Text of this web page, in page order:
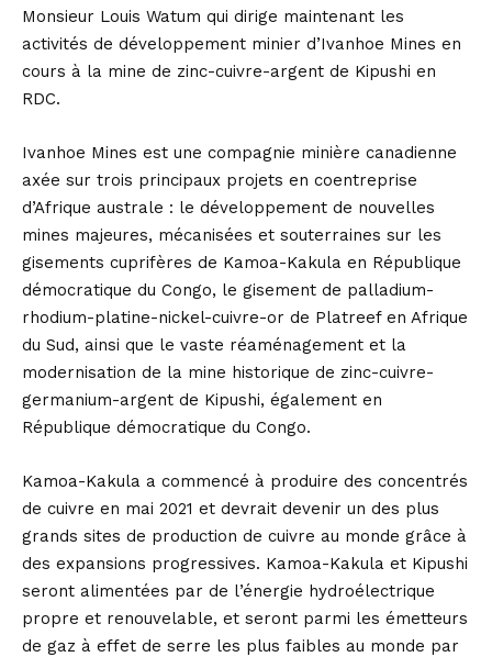
Monsieur Louis Watum qui dirige maintenant les
activités de développement minier d’Ivanhoe Mines en
cours à la mine de zinc-cuivre-argent de Kipushi en
RDC.
Ivanhoe Mines est une compagnie minière canadienne
axée sur trois principaux projets en coentreprise
d’Afrique australe : le développement de nouvelles
mines majeures, mécanisées et souterraines sur les
gisements cuprifères de Kamoa-Kakula en République
démocratique du Congo, le gisement de palladium-
rhodium-platine-nickel-cuivre-or de Platreef en Afrique
du Sud, ainsi que le vaste réaménagement et la
modernisation de la mine historique de zinc-cuivre-
germanium-argent de Kipushi, également en
République démocratique du Congo.
Kamoa-Kakula a commencé à produire des concentrés
de cuivre en mai 2021 et devrait devenir un des plus
grands sites de production de cuivre au monde grâce à
des expansions progressives. Kamoa-Kakula et Kipushi
seront alimentées par de l’énergie hydroélectrique
propre et renouvelable, et seront parmi les émetteurs
de gaz à effet de serre les plus faibles au monde par